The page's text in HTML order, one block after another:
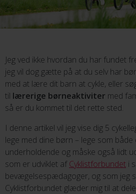
Jeg ved ikke hvordan du har fundet
jeg vil dog gætte på at du selv har
med at lære dit barn at cykle, eller
til lærerige børneaktiviter med
så er du kommet til det rette sted.
I denne artikel vil jeg vise dig 5
lege med dine børn – lege som
underholdende og måske også lidt
som er udviklet afCyklistforbundet i
bevægelsespædagoger, og som jeg
Cyklistforbundet glæder mig til at